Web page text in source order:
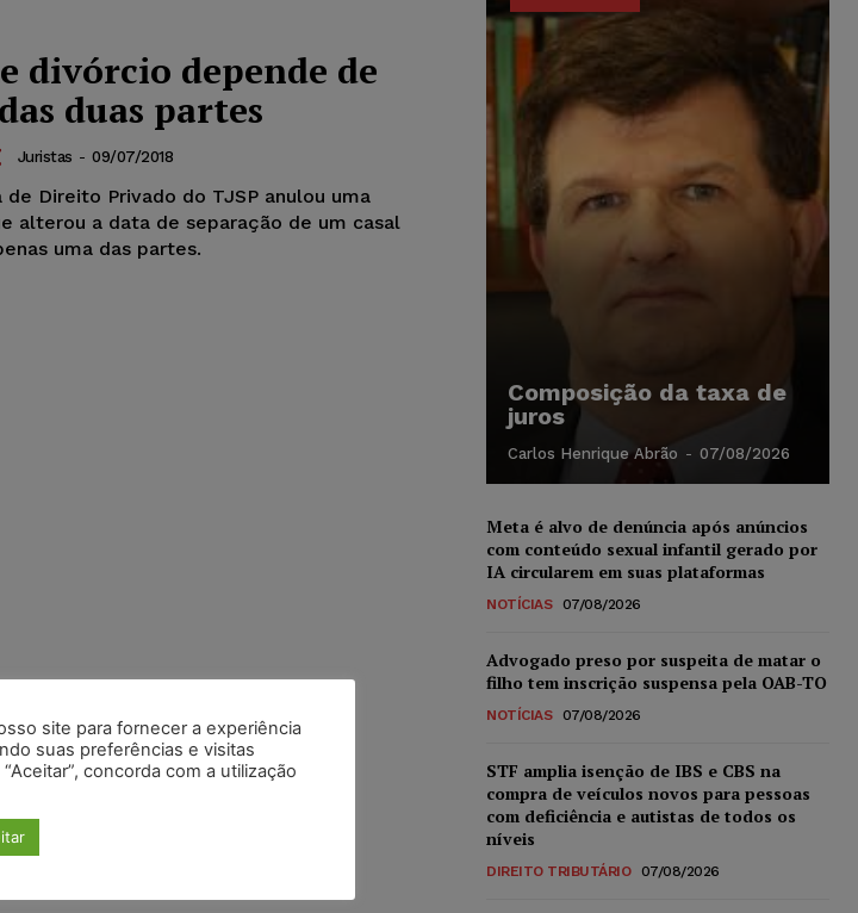
divórcio depende de
duas partes
Juristas - 09/07/2018
de Direito Privado do TJSP anulou uma
alterou a data de separação de um casal
uma das partes.
Composição da taxa de
juros
Carlos Henrique Abrão - 07/08/2026
Meta é alvo de denúncia após anúncios
com conteúdo sexual infantil gerado por
IA circularem em suas plataformas
NOTÍCIAS 07/08/2026
Advogado preso por suspeita de matar o
filho tem inscrição suspensa pela OAB-TO
NOTÍCIAS 07/08/2026
STF amplia isenção de IBS e CBS na
compra de veículos novos para pessoas
com deficiência e autistas de todos os
níveis
DIREITO TRIBUTÁRIO 07/08/2026
site para fornecer a experiência
suas preferências e visitas
concorda com a utilização